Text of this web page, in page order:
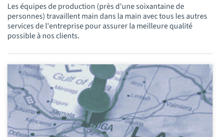
Les équipes de production (près d'une soixantaine de
personnes) travaillent main dans la main avec tous les autres
services de l'entreprise pour assurer la meilleure qualité
possible à nos clients.